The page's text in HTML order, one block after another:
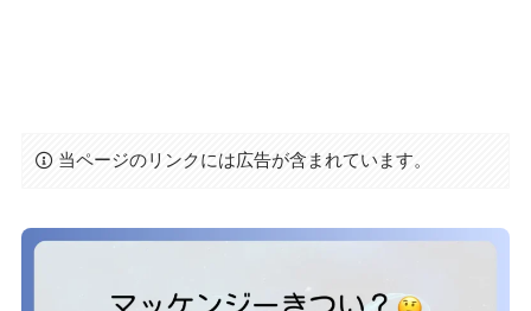
当ページのリンクには広告が含まれています。